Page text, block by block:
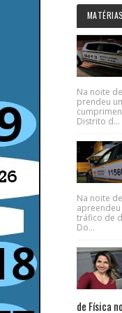
Na noite
prendeu
Distrito d...
Na noite
tráfico de
Do...
de Física